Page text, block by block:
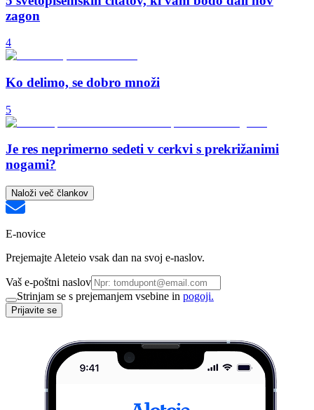
zagon
4
Ko delimo, se dobro množi
5
Je res neprimerno sedeti v cerkvi s prekrižanimi
nogami?
Naloži več člankov
E-novice
Prejemajte Aleteio vsak dan na svoj e-naslov.
Vaš e-poštni naslov
Strinjam se s prejemanjem vsebine in pogoji.
Prijavite se